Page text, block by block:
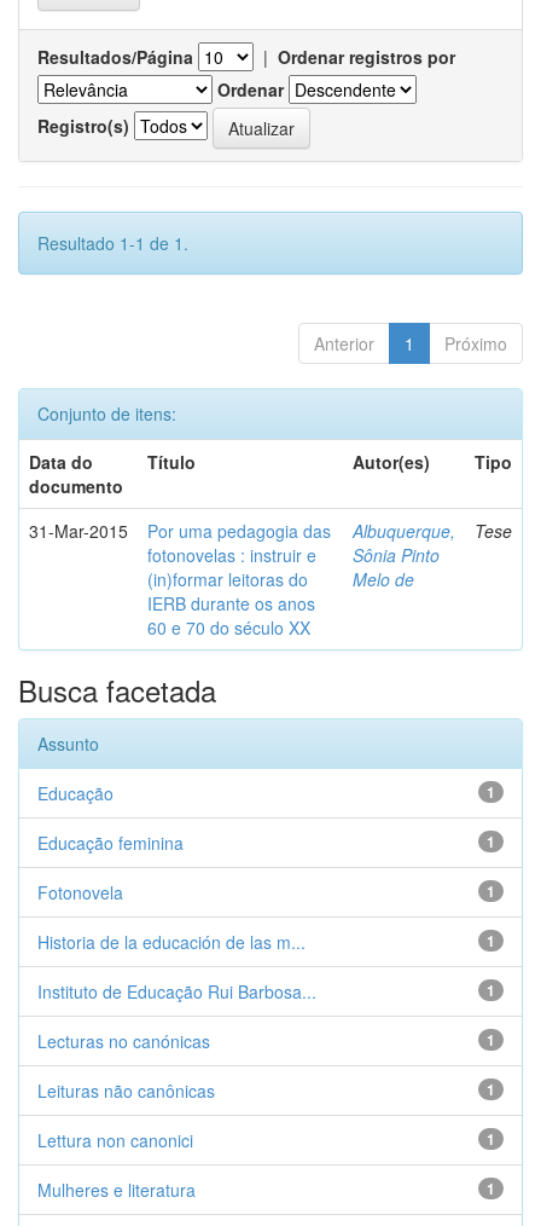
Resultados/Página | Ordenar registros por
Ordenar
Registro(s)
Resultado 1-1 de 1.
Anterior 1 Próximo
Conjunto de itens:
Data do
documento
Título Autor(es) Tipo
31-Mar-2015
Por uma pedagogia das
fotonovelas : instruir e
(in)formar leitoras do
IERB durante os anos
60 e 70 do século XX
Albuquerque,
Sônia Pinto
Melo de
Tese
Busca facetada
Assunto
1
Educação
1
Educação feminina
1
Fotonovela
1
Historia de la educación de las m...
1
Instituto de Educação Rui Barbosa...
1
Lecturas no canónicas
1
Leituras não canônicas
1
Lettura non canonici
1
Mulheres e literatura